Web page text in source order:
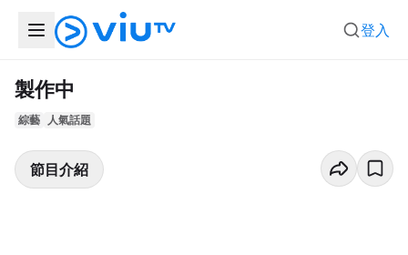
登入
製作中
綜藝 人氣話題
節目介紹